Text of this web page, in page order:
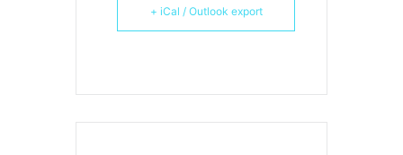
+ iCal / Outlook export